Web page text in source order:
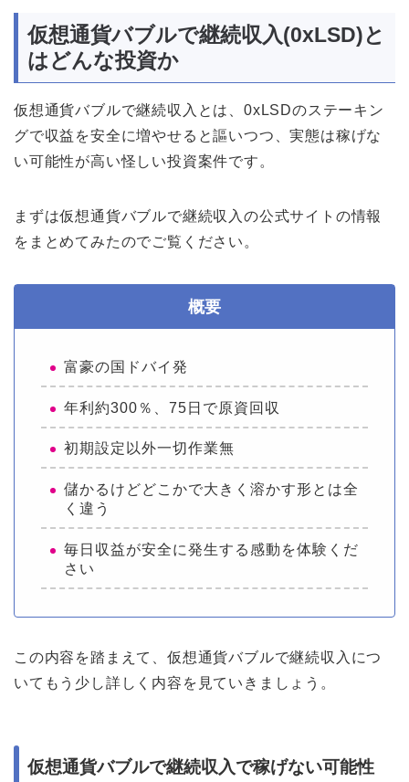
仮想通貨バブルで継続収入(0xLSD)と
はどんな投資か
仮想通貨バブルで継続収入とは、0xLSDのステーキン
グで収益を安全に増やせると謳いつつ、実態は稼げな
い可能性が高い怪しい投資案件です。
まずは仮想通貨バブルで継続収入の公式サイトの情報
をまとめてみたのでご覧ください。
概要
富豪の国ドバイ発
年利約300％、75日で原資回収
初期設定以外一切作業無
儲かるけどどこかで大きく溶かす形とは全
く違う
毎日収益が安全に発生する感動を体験くだ
さい
この内容を踏まえて、仮想通貨バブルで継続収入につ
いてもう少し詳しく内容を見ていきましょう。
仮想通貨バブルで継続収入で稼げない可能性